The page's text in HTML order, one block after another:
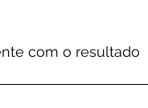
com o resultado